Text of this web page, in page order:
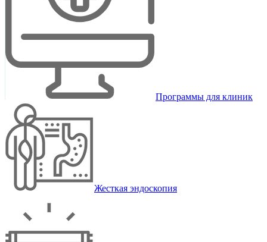
Программы для клиник
Жесткая эндоскопия